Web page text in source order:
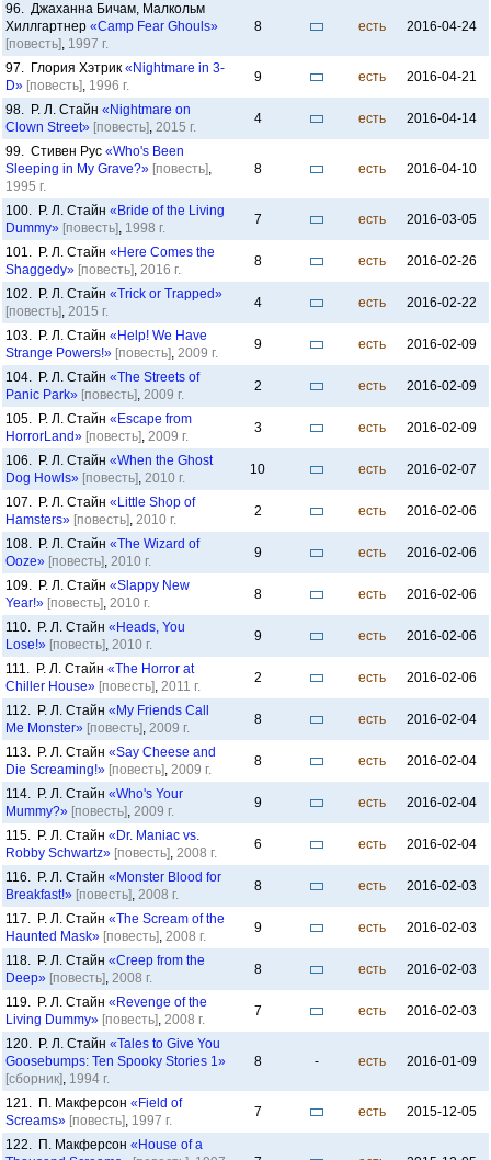
96. Джаханна Бичам, Малкольм
Хиллгартнер «Camp Fear Ghouls»
[повесть], 1997 г.
8 есть 2016-04-24
97. Глория Хэтрик «Nightmare in 3-
D» [повесть], 1996 г.
9 есть 2016-04-21
98. Р. Л. Стайн «Nightmare on
Clown Street» [повесть], 2015 г.
4 есть 2016-04-14
99. Стивен Рус «Who's Been
Sleeping in My Grave?» [повесть],
1995 г.
8 есть 2016-04-10
100. Р. Л. Стайн «Bride of the Living
Dummy» [повесть], 1998 г.
7 есть 2016-03-05
101. Р. Л. Стайн «Here Comes the
Shaggedy» [повесть], 2016 г.
8 есть 2016-02-26
102. Р. Л. Стайн «Trick or Trapped»
[повесть], 2015 г.
4 есть 2016-02-22
103. Р. Л. Стайн «Help! We Have
Strange Powers!» [повесть], 2009 г.
9 есть 2016-02-09
104. Р. Л. Стайн «The Streets of
Panic Park» [повесть], 2009 г.
2 есть 2016-02-09
105. Р. Л. Стайн «Escape from
HorrorLand» [повесть], 2009 г.
3 есть 2016-02-09
106. Р. Л. Стайн «When the Ghost
Dog Howls» [повесть], 2010 г.
10 есть 2016-02-07
107. Р. Л. Стайн «Little Shop of
Hamsters» [повесть], 2010 г.
2 есть 2016-02-06
108. Р. Л. Стайн «The Wizard of
Ooze» [повесть], 2010 г.
9 есть 2016-02-06
109. Р. Л. Стайн «Slappy New
Year!» [повесть], 2010 г.
8 есть 2016-02-06
110. Р. Л. Стайн «Heads, You
Lose!» [повесть], 2010 г.
9 есть 2016-02-06
111. Р. Л. Стайн «The Horror at
Chiller House» [повесть], 2011 г.
2 есть 2016-02-06
112. Р. Л. Стайн «My Friends Call
Me Monster» [повесть], 2009 г.
8 есть 2016-02-04
113. Р. Л. Стайн «Say Cheese and
Die Screaming!» [повесть], 2009 г.
8 есть 2016-02-04
114. Р. Л. Стайн «Who's Your
Mummy?» [повесть], 2009 г.
9 есть 2016-02-04
115. Р. Л. Стайн «Dr. Maniac vs.
Robby Schwartz» [повесть], 2008 г.
6 есть 2016-02-04
116. Р. Л. Стайн «Monster Blood for
Breakfast!» [повесть], 2008 г.
8 есть 2016-02-03
117. Р. Л. Стайн «The Scream of the
Haunted Mask» [повесть], 2008 г.
9 есть 2016-02-03
118. Р. Л. Стайн «Creep from the
Deep» [повесть], 2008 г.
8 есть 2016-02-03
119. Р. Л. Стайн «Revenge of the
Living Dummy» [повесть], 2008 г.
7 есть 2016-02-03
120. Р. Л. Стайн «Tales to Give You
Goosebumps: Ten Spooky Stories 1»
[сборник], 1994 г.
8 - есть 2016-01-09
121. П. Макферсон «Field of
Screams» [повесть], 1997 г.
7 есть 2015-12-05
122. П. Макферсон «House of a